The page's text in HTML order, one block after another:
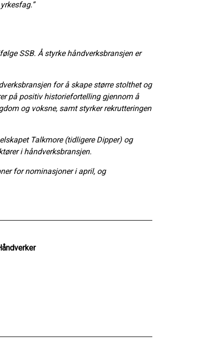
SSB. Å styrke håndverksbransjen er
for å skape større stolthet og
på positiv historiefortelling gjennom å
og voksne, samt styrker rekrutteringen
Talkmore (tidligere Dipper) og
i håndverksbransjen.
for nominasjoner i april, og